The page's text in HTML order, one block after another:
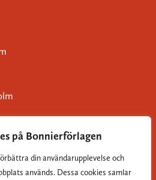
på Bonnierförlagen
din användarupplevelse och
används. Dessa cookies samlar